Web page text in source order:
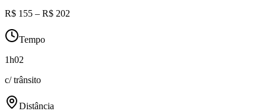
R$ 155 – R$ 202
Tempo
1h02
c/ trânsito
Distância